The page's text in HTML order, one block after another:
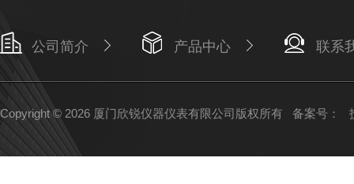
公司简介 产品中心 联系
Copyright © 2026 厦门欣锐仪器仪表有限公司版权所有 备案号：